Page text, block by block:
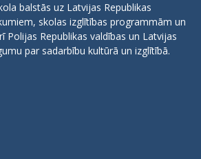
balstās uz Latvijas Republikas
skolas izglītības programmām un
Polijas Republikas valdības un Latvijas
par sadarbību kultūrā un izglītībā.